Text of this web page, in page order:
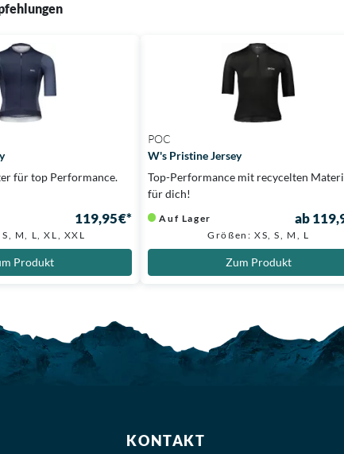
für top Performance.
119,95 €*
M, L, XL, XXL
Produkt
POC
W's Pristine Jersey
Top-Performance mit recycelten
für dich!
Auf Lager ab
Größen: XS, S, M, L
Zum Produkt
KONTAKT